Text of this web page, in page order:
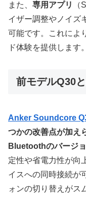
また、 専用アプリ
イザー調整やノイズ
可能です。これによ
ド体験を提供します。
前モデルQ30
Anker Soundcore
つかの改善点が加え
Bluetoothのバージ
定性や省電力性が向
イスへの同時接続が
ォンの切り替えがス